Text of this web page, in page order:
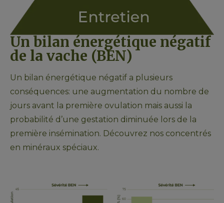
Un bilan énergétique négatif
de la vache (BEN)
Un bilan énergétique négatif a plusieurs
conséquences: une augmentation du nombre de
jours avant la première ovulation mais aussi la
probabilité d’une gestation diminuée lors de la
première insémination. Découvrez nos concentrés
en minéraux spéciaux.